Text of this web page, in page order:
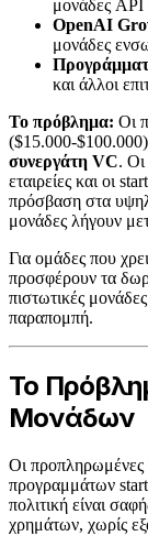
μονάδες API
OpenAI
μονάδες
και άλλοι
Το πρόβλημα: Οι
($15.000-$100.000)
συνεργάτη VC. Οι
εταιρείες και οι
πρόσβαση στα
μονάδες λήγουν
Για ομάδες που
προσφέρουν τα
πιστωτικές
παραπομπή.
Το
Μονάδων
Οι προπληρωμένες
προγραμμάτων
πολιτική είναι
χρημάτων, χωρίς